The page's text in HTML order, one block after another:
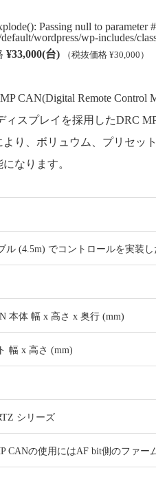
Passing null to parameter
wordpress/wp-includes/
¥33,000(台) （税抜価格 ¥30,000）
CAN(Digital Remote
ィスプレイを採用したDRC
より、ボリュウム、プリセッ
なります。
ル (4.5m) でコントロールを実装
本体 幅 x 高さ x 奥行 (mm)
幅 x 高さ (mm)
シリーズ
CANの使用にはAF bit側のファー